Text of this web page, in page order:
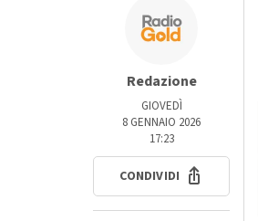
Redazione
GIOVEDÌ
8 GENNAIO 2026
17:23
CONDIVIDI